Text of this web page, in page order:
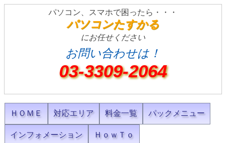
パソコン、スマホで困ったら・・・
パソコンたすかる
にお任せください
お問い合わせは！
03-3309-2064
ＨＯＭＥ 対応エリア 料金一覧 パックメニュー
インフォメーション ＨｏｗＴｏ